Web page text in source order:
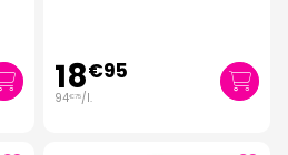
18€95
94€75/l.